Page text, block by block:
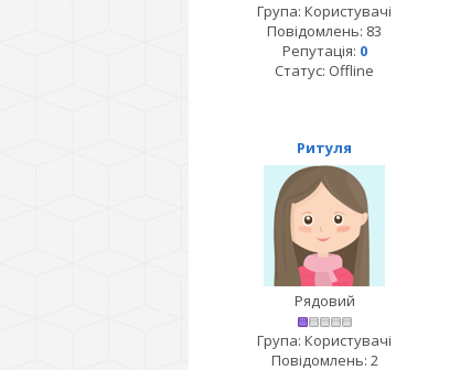
Група: Користувачі
Повідомлень: 83
Репутація: 0
Статус: Offline
Ритуля
Рядовий
Група: Користувачі
Повідомлень: 2